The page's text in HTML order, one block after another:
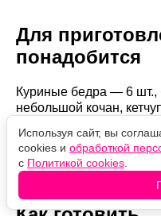
Для
понадобится
Куриные бедра — 6 шт.,
небольшой кочан,
перец — по вкусу,
чеснок — 1 ч. л.,
вкусу.
Используя сайт, вы
cookies и обработкой
с Политикой cookies